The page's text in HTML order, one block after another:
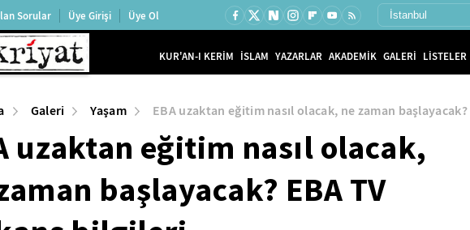
Sorular Üye Girişi Üye Ol
KUR'AN-I KERİM İSLAM YAZARLAR AKADEMİK GALERİ LİSTELER
Galeri Yaşam EBA uzaktan eğitim nasıl olacak, ne zaman
uzaktan eğitim nasıl olacak,
başlayacak? EBA TV